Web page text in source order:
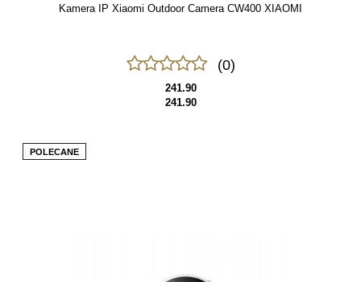
Kamera IP Xiaomi Outdoor Camera CW400 XIAOMI
(0)
241.90
241.90
POLECANE